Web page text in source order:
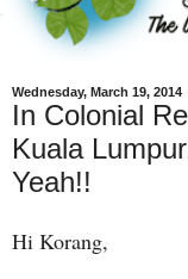
Wednesday, March 19, 2014
In Colonial
Kuala
Yeah!!
Hi Korang,